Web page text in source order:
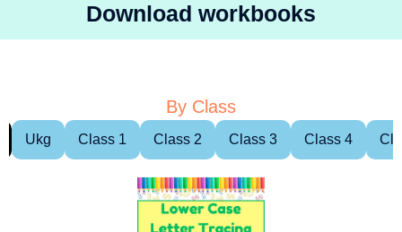
Download workbooks
By Class
Ukg Class 1 Class 2 Class 3 Class 4